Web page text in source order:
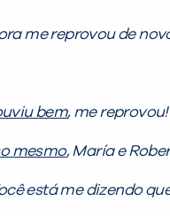
me reprovou de
bem, me reprovou!
mesmo, María e
está me dizendo